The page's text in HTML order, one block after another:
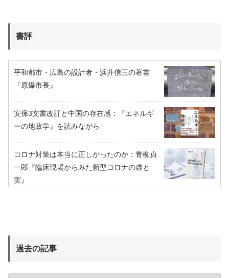
書評
平和都市・広島の設計者・浜井信三の著書
『原爆市長』
安保3文書改訂と中国の存在感：『エネルギ
ーの地政学』を読みながら
コロナ対策は本当に正しかったのか：青柳貞
一郎『臨床現場からみた新型コロナの虚と
実』
過去の記事